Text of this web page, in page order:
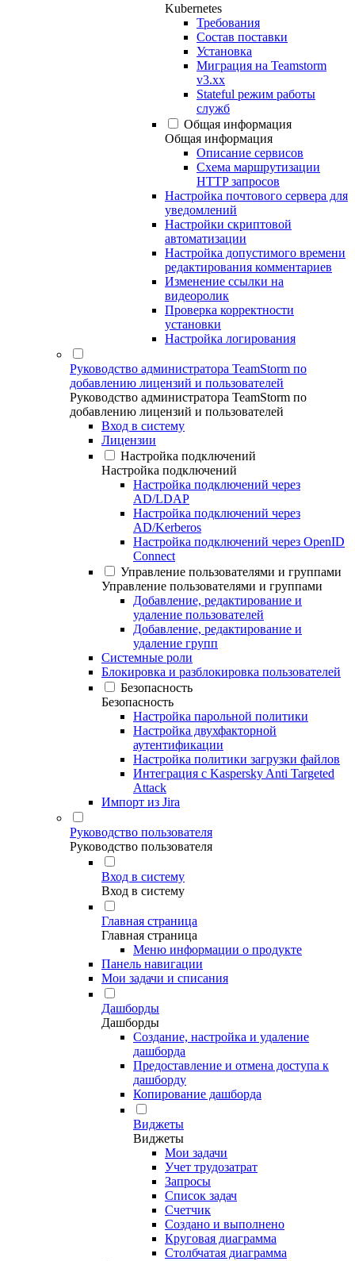
Kubernetes
Требования
Состав поставки
Установка
Миграция на Teamstorm
v3.xx
Stateful режим работы
служб
Общая информация
Общая информация
Описание сервисов
Схема маршрутизации
HTTP запросов
Настройка почтового сервера для
уведомлений
Настройки скриптовой
автоматизации
Настройка допустимого времени
редактирования комментариев
Изменение ссылки на
видеоролик
Проверка корректности
установки
Настройка логирования
Руководство администратора TeamStorm по
добавлению лицензий и пользователей
Руководство администратора TeamStorm по
добавлению лицензий и пользователей
Вход в систему
Лицензии
Настройка подключений
Настройка подключений
Настройка подключений через
AD/LDAP
Настройка подключений через
AD/Kerberos
Настройка подключений через OpenID
Connect
Управление пользователями и группами
Управление пользователями и группами
Добавление, редактирование и
удаление пользователей
Добавление, редактирование и
удаление групп
Системные роли
Блокировка и разблокировка пользователей
Безопасность
Безопасность
Настройка парольной политики
Настройка двухфакторной
аутентификации
Настройка политики загрузки файлов
Интеграция с Kaspersky Anti Targeted
Attack
Импорт из Jira
Руководство пользователя
Руководство пользователя
Вход в систему
Вход в систему
Главная страница
Главная страница
Меню информации о продукте
Панель навигации
Мои задачи и списания
Дашборды
Дашборды
Создание, настройка и удаление
дашборда
Предоставление и отмена доступа к
дашборду
Копирование дашборда
Виджеты
Виджеты
Мои задачи
Учет трудозатрат
Запросы
Список задач
Счетчик
Создано и выполнено
Круговая диаграмма
Столбчатая диаграмма